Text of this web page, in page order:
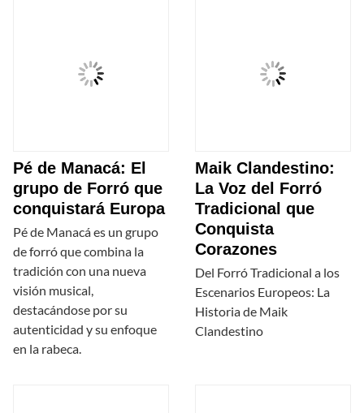
Pé de Manacá: El
grupo de Forró que
conquistará Europa
Pé de Manacá es un grupo
de forró que combina la
tradición con una nueva
visión musical,
destacándose por su
autenticidad y su enfoque
en la rabeca.
Maik Clandestino:
La Voz del Forró
Tradicional que
Conquista
Corazones
Del Forró Tradicional a los
Escenarios Europeos: La
Historia de Maik
Clandestino